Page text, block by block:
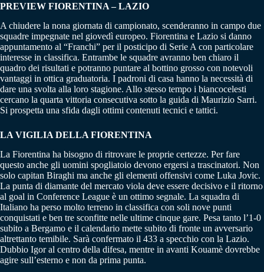
PREVIEW FIORENTINA – LAZIO
A chiudere la nona giornata di campionato, scenderanno in campo due
squadre impegnate nel giovedì europeo. Fiorentina e Lazio si danno
appuntamento al “Franchi” per il posticipo di Serie A con particolare
interesse in classifica. Entrambe le squadre avranno ben chiaro il
quadro dei risultati e potranno puntare al bottino grosso con notevoli
vantaggi in ottica graduatoria. I padroni di casa hanno la necessità di
dare una svolta alla loro stagione. Allo stesso tempo i biancocelesti
cercano la quarta vittoria consecutiva sotto la guida di Maurizio Sarri.
Si prospetta una sfida dagli ottimi contenuti tecnici e tattici.
LA VIGILIA DELLA FIORENTINA
La Fiorentina ha bisogno di ritrovare le proprie certezze. Per fare
questo anche gli uomini spogliatoio devono ergersi a trascinatori. Non
solo capitan Biraghi ma anche gli elementi offensivi come Luka Jovic.
La punta di diamante del mercato viola deve essere decisivo e il ritorno
al goal in Conference League è un ottimo segnale. La squadra di
Italiano ha perso molto terreno in classifica con soli nove punti
conquistati e ben tre sconfitte nelle ultime cinque gare. Pesa tanto l’1-0
subito a Bergamo e il calendario mette subito di fronte un avversario
altrettanto temibile. Sarà confermato il 433 a specchio con la Lazio.
Dubbio Igor al centro della difesa, mentre in avanti Kouamè dovrebbe
agire sull’esterno e non da prima punta.